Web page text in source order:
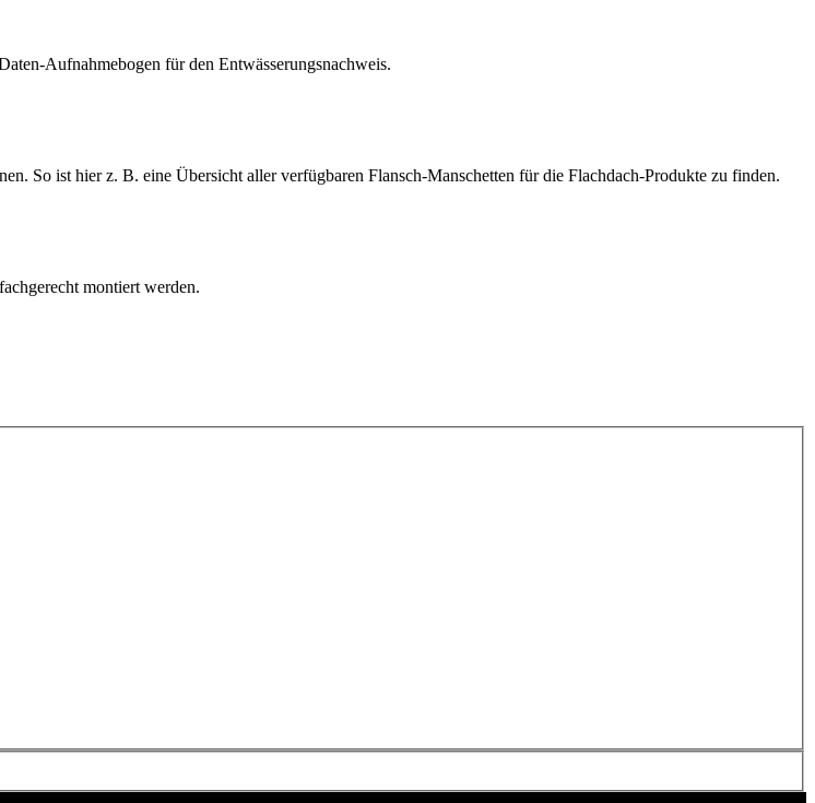
Aufnahmebogen für den Entwässerungsnachweis.
So ist hier z. B. eine Übersicht aller verfügbaren Flansch-Manschetten für die Flachdach-Produkte zu finden.
montiert werden.